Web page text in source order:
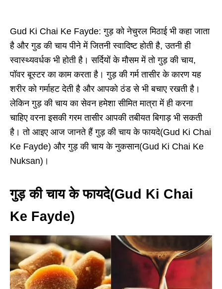
Gud Ki Chai Ke Fayde: गुड़ को नेचुरल मिठाई भी कहा जाता
है और गुड की चाय पीने में जितनी स्वादिष्ट होती है, उतनी ही
स्वास्थ्यवर्धक भी होती है। सर्दियों के मौसम में तो गुड़ की चाय,
पॉवर बूस्टर का काम करता है। गुड़ की गर्म तासीर के कारण यह
शरीर को गर्माहट देती है और आपको ठंड से भी बचाए रखती है।
लेकिन गुड़ की चाय का सेवन हमेशा सीमित मात्रा में ही करना
चाहिए वरना इसकी गरम तासीर आपकी तबीयत बिगाड़ भी सकती
है। तो आइए आज जानते हैं गुड़ की चाय के फायदे(Gud Ki Chai
Ke Fayde) और गुड़ की चाय के नुकसान(Gud Ki Chai Ke
Nuksan)।
गुड़ की चाय के फायदे(Gud Ki Chai
Ke Fayde)